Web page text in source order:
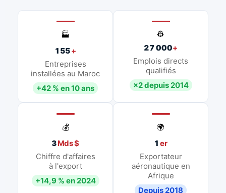
🏭
155+
Entreprises
installées au Maroc
+42 % en 10 ans
👷
27 000+
Emplois directs
qualifiés
×2 depuis 2014
💰
3Mds $
Chiffre d'affaires
à l'export
+14,9 % en 2024
🌍
1 er
Exportateur
aéronautique en
Afrique
Depuis 2018